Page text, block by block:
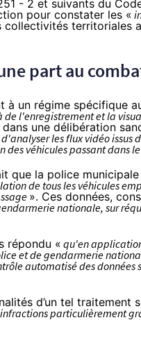
- 2 et suivants du
pour constater les «
collectivités territoriales
part au
à un régime spécifique
de l'enregistrement et la
dans une délibération
les flux vidéo issus
véhicules passant dans
que la police
de tous les véhicules
». Ces données,
nationale, sur
répondu « qu'en
et de gendarmerie
automatisé des
d’un tel traitement
particulièrement